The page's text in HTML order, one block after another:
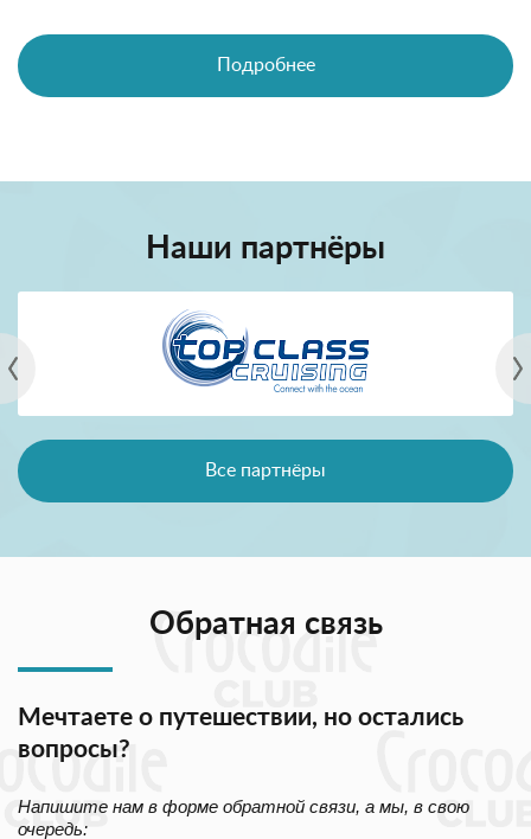
Подробнее
Наши партнёры
Все партнёры
Обратная связь
Мечтаете о путешествии, но остались
вопросы?
Напишите нам в форме обратной связи, а мы, в свою
очередь: